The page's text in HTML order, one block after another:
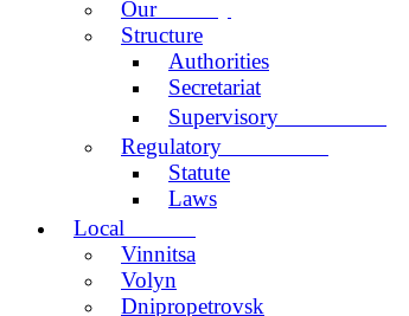
Ouractivity
Structure
Authorities
Secretariat
Supervisory
Regulatory
Statute
Laws
Local
Vinnitsa
Volyn
Dnipropetrovsk